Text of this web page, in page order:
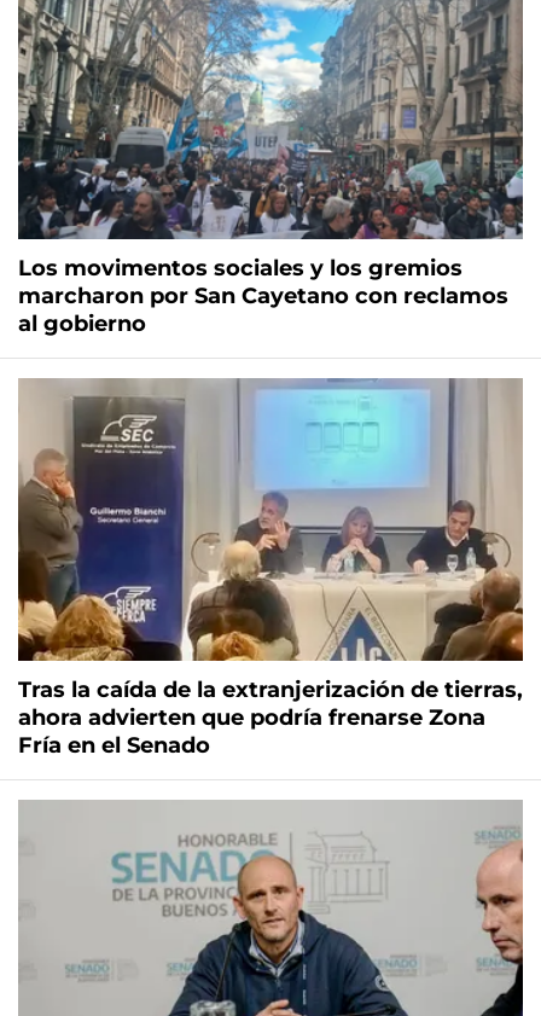
Los movimentos sociales y los gremios
marcharon por San Cayetano con reclamos
al gobierno
Tras la caída de la extranjerización de tierras,
ahora advierten que podría frenarse Zona
Fría en el Senado